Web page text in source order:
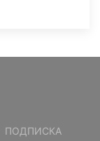
ПОДПИСКА